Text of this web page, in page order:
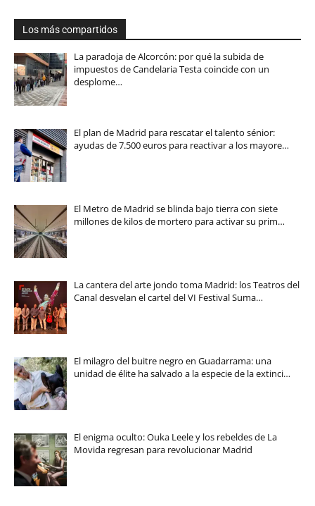
Los más compartidos
La paradoja de Alcorcón: por qué la subida de
impuestos de Candelaria Testa coincide con un
desplome…
El plan de Madrid para rescatar el talento sénior:
ayudas de 7.500 euros para reactivar a los mayore…
El Metro de Madrid se blinda bajo tierra con siete
millones de kilos de mortero para activar su prim…
La cantera del arte jondo toma Madrid: los Teatros del
Canal desvelan el cartel del VI Festival Suma…
El milagro del buitre negro en Guadarrama: una
unidad de élite ha salvado a la especie de la extinci…
El enigma oculto: Ouka Leele y los rebeldes de La
Movida regresan para revolucionar Madrid